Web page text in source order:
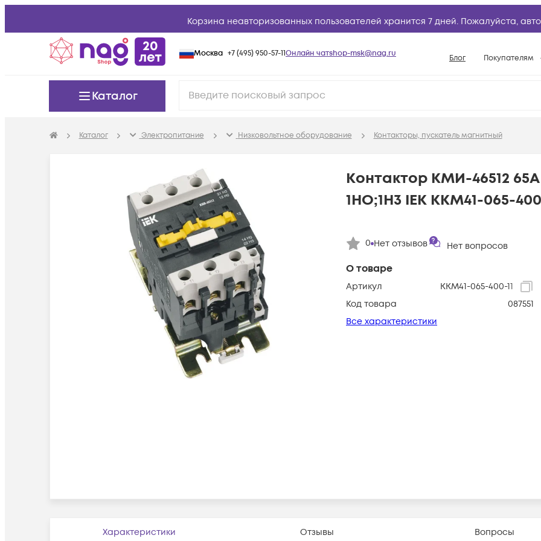
Корзина неавторизованных пользователей хранится 7 дней. Пожалуйста,
Москва +7 (495) 950-57-11Онлайн чатshop-msk@nag.ru Блог Покупателям
Условия
Возврат
Вопросы и
Конфигураторы
Каталог
Каталог Электропитание Низковольтное оборудование Контакторы, пускатель магнитный
О товаре
Артикул
KKM41-065-400-11
Код товара
087551
Все характеристики
Контактор КМИ-46512
1HО;1H3 IEK KKM41-065-
0 Нет отзывов Нет вопросов
Характеристики Отзывы Вопросы